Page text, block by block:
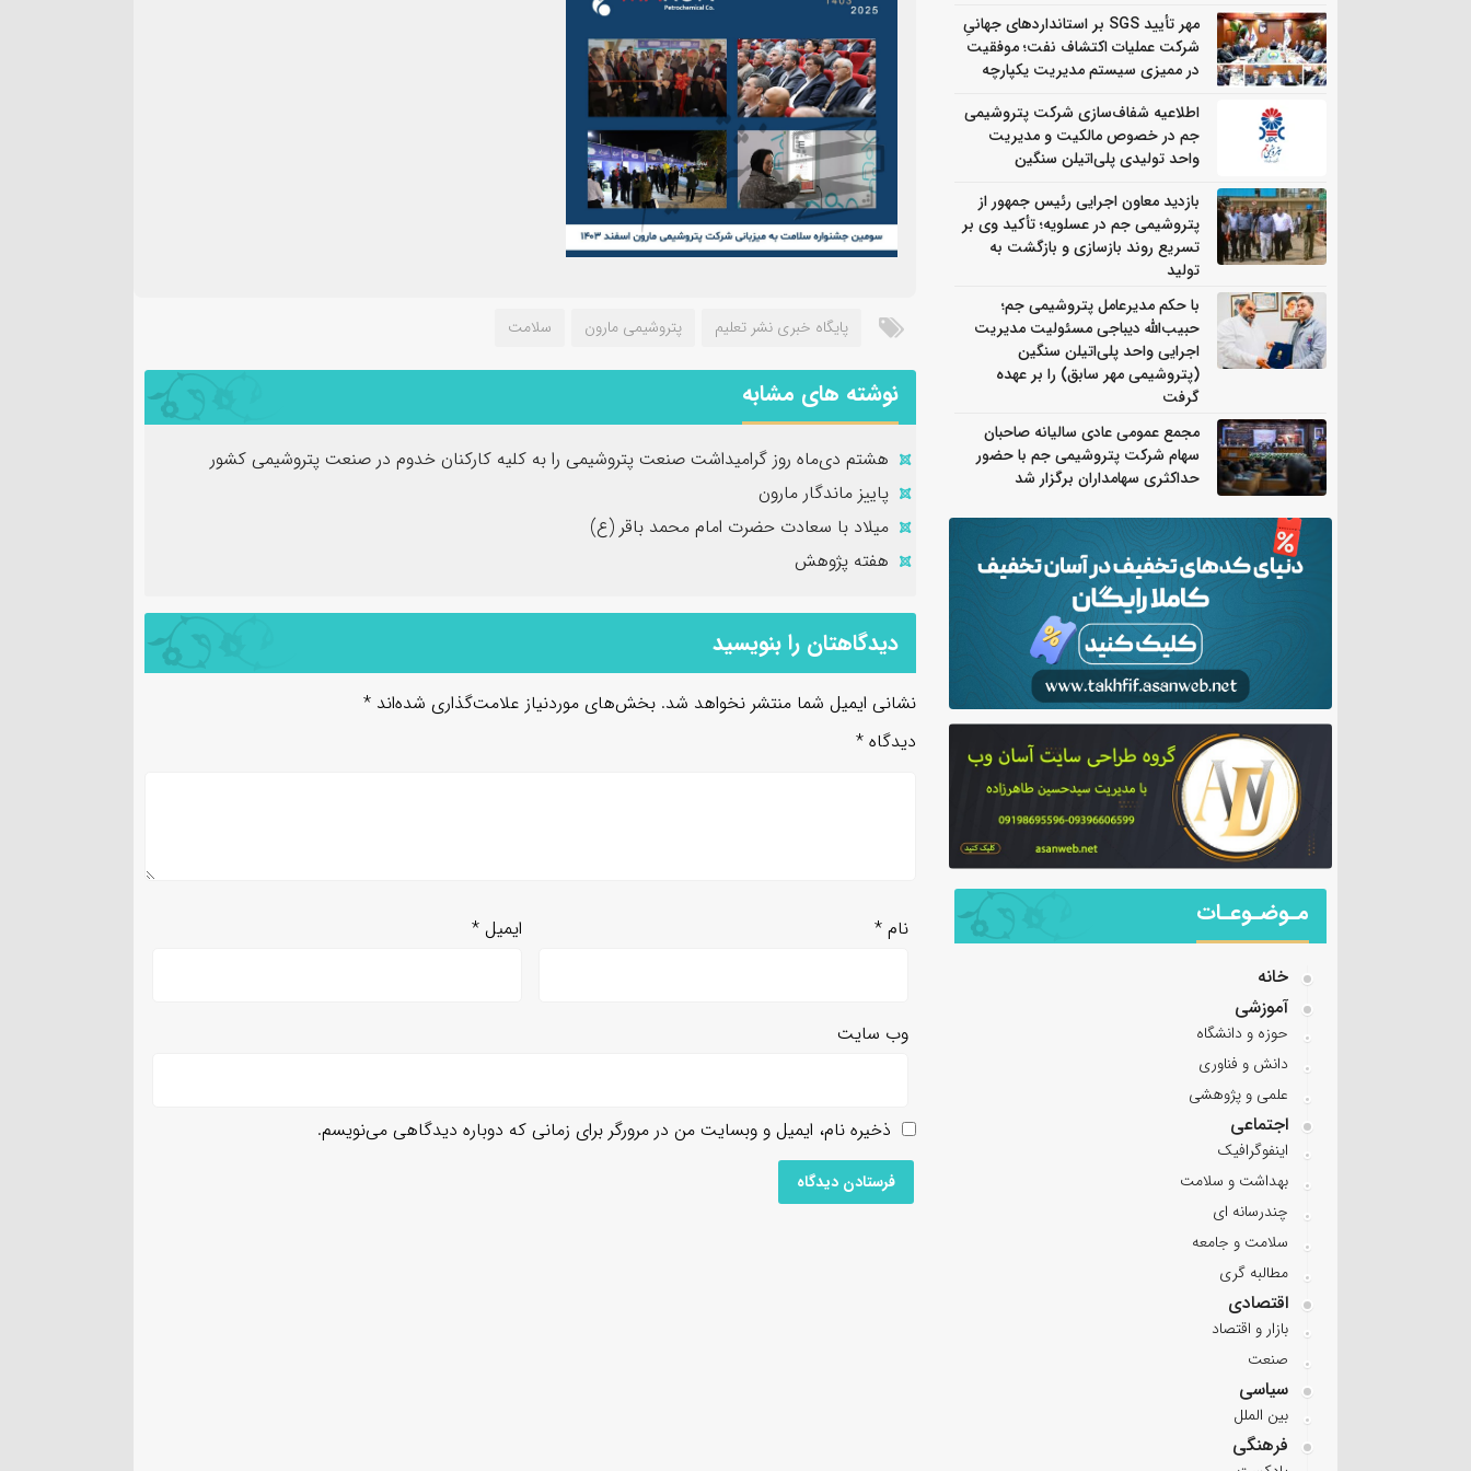
پایگاه خبری نشر تعلیم پتروشیمی مارون سلامت
نوشته های مشابه
هشتم دی‌ماه روز گرامیداشت صنعت پتروشیمی را به کلیه کارکنان خدوم در صنعت پتروشیمی کشور
پاییز ماندگار مارون
میلاد با سعادت حضرت امام محمد باقر (ع)
هفته پژوهش
دیدگاهتان را بنویسید
نشانی ایمیل شما منتشر نخواهد شد. بخش‌های موردنیاز علامت‌گذاری شده‌اند *
دیدگاه *
نام* ایمیل *
وب‌ سایت
ذخیره نام، ایمیل و وبسایت من در مرورگر برای زمانی که دوباره دیدگاهی می‌نویسم.
مهر تأیید SGS بر استانداردهای جهانیِ
شرکت عملیات اکتشاف نفت؛ موفقیت
در ممیزی سیستم مدیریت یکپارچه
اطلاعیه شفاف‌سازی شرکت پتروشیمی
جم در خصوص مالکیت و مدیریت
واحد تولیدی پلی‌اتیلن سنگین
بازدید معاون اجرایی رئیس جمهور از
پتروشیمی جم در عسلویه؛ تأکید وی بر
تسریع روند بازسازی و بازگشت به
تولید
با حکم مدیرعامل پتروشیمی جم؛
حبیب‌الله دیباجی مسئولیت مدیریت
اجرایی واحد پلی‌اتیلن سنگین
(پتروشیمی مهر سابق) را بر عهده
گرفت
مجمع عمومی عادی سالیانه صاحبان
سهام شرکت پتروشیمی جم با حضور
حداکثری سهامداران برگزار شد
مـوضـوعـات
خانه
آموزشی
حوزه و دانشگاه
دانش و فناوری
علمی و پژوهشی
اجتماعی
اینفوگرافیک
بهداشت و سلامت
چندرسانه ای
سلامت و جامعه
مطالبه گری
اقتصادی
بازار و اقتصاد
صنعت
سیاسی
بین الملل
فرهنگی